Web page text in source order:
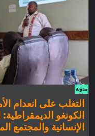
مدونة
التغلب على انعدام
الكونغو
الإنسانية والمجتمع